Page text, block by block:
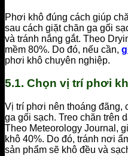
Phơi khô đúng cách giúp
sau cách giặt chăn ga gối
và tránh nắng gắt. Theo
mềm 80%. Do đó, nếu cần,
phơi khô chuyên nghiệp.
5.1. Chọn vị trí phơi
Vị trí phơi nên thoáng đãng,
ga gối sạch. Treo chăn trên
Theo Meteorology Journal,
khô 40%. Do đó, tránh nơi
sản phẩm sẽ khô đều và